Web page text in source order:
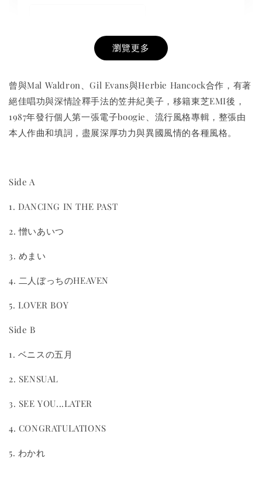
THT 九週年紀念 T-shirt
NT$ 880
瀏覽更多
曾與Mal Waldron、Gil Evans與Herbie Hancock合作，有著
絕佳唱功與深情詮釋手法的笠井紀美子，移籍東芝EMI後，
1987年發行個人第一張電子boogie、流行風格專輯，整張由
本人作曲和填詞，盡展深厚功力與異國風情的各種風格。
Side A
1. DANCING IN THE PAST
2. 憎いあいつ
3. めまい
4. 二人ぼっちのHEAVEN
5. LOVER BOY
Side B
1. ベニスの五月
2. SENSUAL
3. SEE YOU...LATER
4. CONGRATULATIONS
5. わかれ